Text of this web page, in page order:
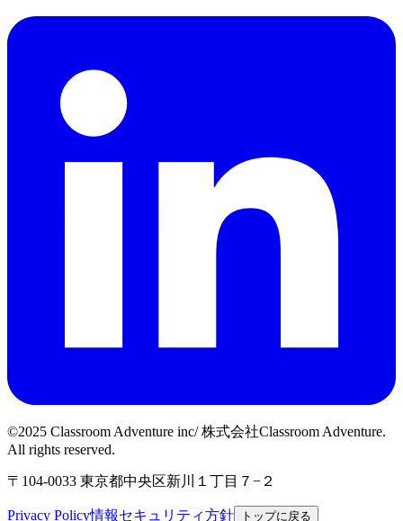
©2025 Classroom Adventure inc/ 株式会社Classroom Adventure.
All rights reserved.
〒104-0033 東京都中央区新川１丁目７−２
Privacy Policy情報セキュリティ方針 トップに戻る